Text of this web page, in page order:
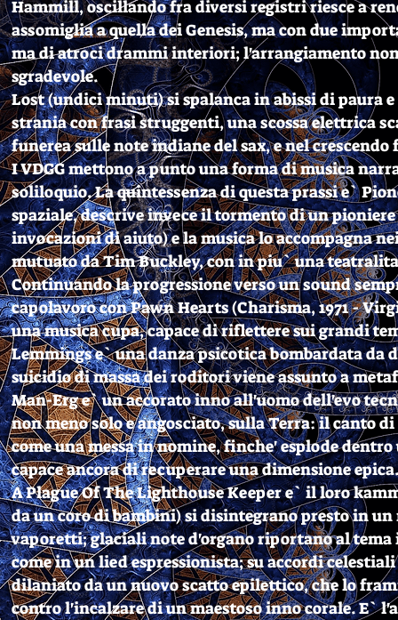
Hammill, oscillando fra diversi registri riesce a
assomiglia a quella dei Genesis, ma con due
ma di atroci drammi interiori; l'arrangiamento
sgradevole.
Lost (undici minuti) si spalanca in abissi di paura
strania con frasi struggenti, una scossa elettrica
funerea sulle note indiane del sax, e nel
I VDGG mettono a punto una forma di musica
soliloquio. La quintessenza di questa prassi e`
spaziale, descrive invece il tormento di un
invocazioni di aiuto) e la musica lo accompagna
mutuato da Tim Buckley, con in piu` una
Continuando la progressione verso un sound
capolavoro con Pawn Hearts (Charisma, 1971 -
una musica cupa, capace di riflettere sui grandi
Lemmings e` una danza psicotica bombardata
suicidio di massa dei roditori viene assunto a
Man-Erg e` un accorato inno all'uomo dell'evo
non meno solo e angosciato, sulla Terra: il
come una messa in nomine, finche' esplode
capace ancora di recuperare una dimensione epica.
A Plague Of The Lighthouse Keeper e` il loro
da un coro di bambini) si disintegrano presto in
vaporetti; glaciali note d'organo riportano al
come in un lied espressionista; su accordi
dilaniato da un nuovo scatto epilettico, che lo
contro l'incalzare di un maestoso inno corale. E`